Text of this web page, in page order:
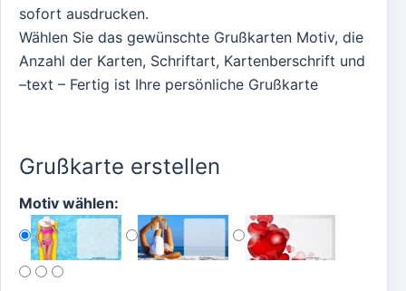
sofort ausdrucken.
Wählen Sie das gewünschte Grußkarten Motiv, die
Anzahl der Karten, Schriftart, Kartenberschrift und
–text – Fertig ist Ihre persönliche Grußkarte
Grußkarte erstellen
Motiv wählen: